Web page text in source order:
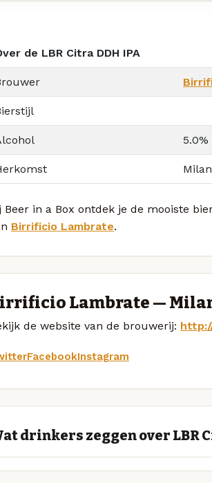
de LBR Citra DDH IPA
5.0%
Milan
Beer in a Box ontdek je de mooiste
Birrificio Lambrate.
Lambrate —
de website van de brouwerij:
FacebookInstagram
drinkers zeggen over LBR